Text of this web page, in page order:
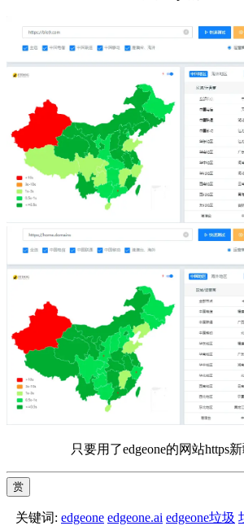
只要用了edgeone的网站https
赏
关键词: edgeone edgeone.ai edgeone垃圾